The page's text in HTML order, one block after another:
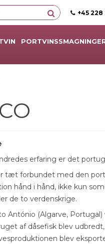
+45
erfaring er det
tæt forbundet med den
hånd i hånd, ikke kun
de to verdenskrige.
António (Algarve,
af dåsefisk blev
blev